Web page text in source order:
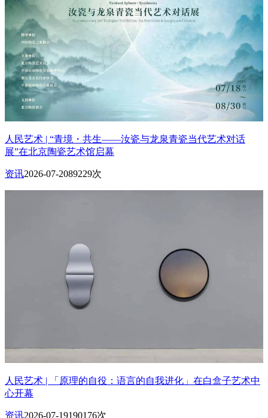
人民艺术 | “青境・共生——汝瓷与龙泉青瓷当代艺术对话
展”在北京陶瓷艺术馆启幕
资讯2026-07-2089229次
人民艺术 | 「原理的自役：语言的自我进化」在白盒子艺术中
心开幕
资讯2026-07-19190176次